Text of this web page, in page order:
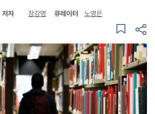
저자 장강명 큐레이터 노영은